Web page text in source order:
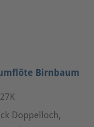
Birnbaum
Doppelloch,